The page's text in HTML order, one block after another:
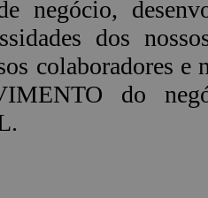
negócio,
dos
colaboradores
do